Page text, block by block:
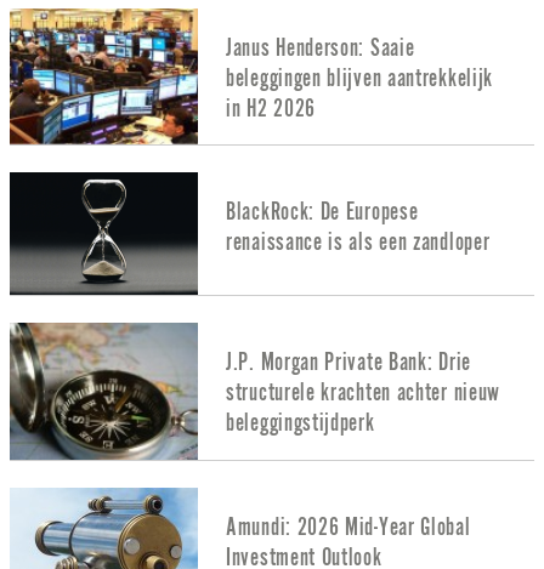
Janus Henderson: Saaie
beleggingen blijven aantrekkelijk
in H2 2026
BlackRock: De Europese
renaissance is als een zandloper
J.P. Morgan Private Bank: Drie
structurele krachten achter nieuw
beleggingstijdperk
Amundi: 2026 Mid-Year Global
Investment Outlook